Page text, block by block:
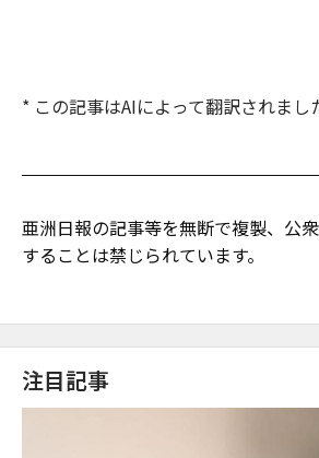
* この記事はAIによって翻訳されまし
亜洲日報の記事等を無断で複製、公
することは禁じられています。
注目記事